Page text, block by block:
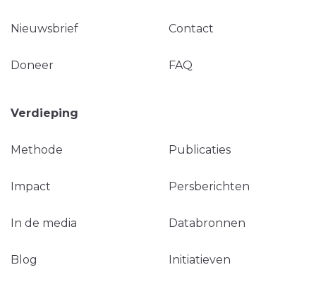
Nieuwsbrief Contact
Doneer FAQ
Verdieping
Methode Publicaties
Impact Persberichten
In de media Databronnen
Blog Initiatieven